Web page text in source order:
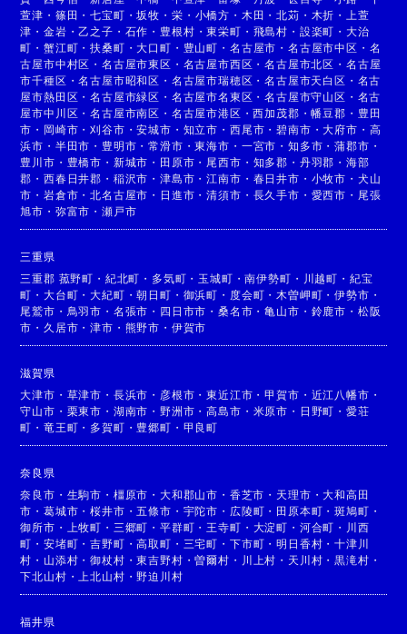
萱津 ・ 篠田 ・七宝町 ・坂牧 ・ 栄 ・ 小橋方 ・ 木田 ・北苅 ・ 木折 ・
上萱
津 ・金岩 ・乙之子 ・ 石作 ・ 豊根村 ・東栄町 ・ 飛島村 ・ 設楽町 ・ 大治
町 ・蟹江町 ・扶桑町 ・大口町 ・ 豊山町 ・ 名古屋市 ・ 名古屋市中区 ・ 名
古屋市中村区 ・名古屋市東区 ・ 名古屋市西区 ・名古屋市北区 ・ 名古屋
市千種区 ・名古屋市昭和区 ・ 名古屋市瑞穂区 ・名古屋市天白区 ・ 名古
屋市熱田区 ・名古屋市緑区 ・ 名古屋市名東区 ・名古屋市守山区 ・ 名古
屋市中川区 ・名古屋市南区 ・ 名古屋市港区 ・西加茂郡 ・幡豆郡 ・ 豊田
市 ・ 岡崎市 ・刈谷市 ・安城市 ・ 知立市 ・ 西尾市 ・碧南市 ・大府市 ・ 高
浜市 ・ 半田市 ・ 豊明市 ・常滑市 ・東海市 ・ 一宮市 ・ 知多市 ・蒲郡市 ・
豊川市 ・ 豊橋市 ・ 新城市 ・ 田原市 ・ 尾西市 ・ 知多郡 ・ 丹羽郡 ・ 海部
郡 ・西春日井郡 ・ 稲沢市 ・津島市 ・江南市 ・ 春日井市 ・ 小牧市 ・ 犬山
市 ・岩倉市 ・北名古屋市 ・ 日進市 ・清須市 ・ 長久手市 ・ 愛西市 ・ 尾張
旭市 ・ 弥富市 ・瀬戸市
三重県
三重郡 菰野町 ・ 紀北町 ・ 多気町 ・ 玉城町 ・南伊勢町 ・ 川越町 ・ 紀宝
町 ・大台町 ・大紀町 ・朝日町 ・ 御浜町 ・ 度会町 ・ 木曽岬町 ・伊勢市 ・
尾鷲市 ・ 鳥羽市 ・ 名張市 ・ 四日市市 ・桑名市 ・亀山市 ・ 鈴鹿市 ・ 松阪
市 ・ 久居市 ・津市 ・ 熊野市 ・ 伊賀市
滋賀県
大津市 ・ 草津市 ・ 長浜市 ・ 彦根市 ・東近江市 ・甲賀市 ・ 近江八幡市 ・
守山市 ・ 栗東市 ・ 湖南市 ・野洲市 ・高島市 ・ 米原市 ・ 日野町 ・ 愛荘
町 ・竜王町 ・ 多賀町 ・ 豊郷町 ・ 甲良町
奈良県
奈良市 ・ 生駒市 ・ 橿原市 ・大和郡山市 ・ 香芝市 ・ 天理市 ・大和高田
市 ・葛城市 ・桜井市 ・五條市 ・ 宇陀市 ・ 広陵町 ・ 田原本町 ・斑鳩町 ・
御所市 ・ 上牧町 ・ 三郷町 ・平群町 ・ 王寺町 ・ 大淀町 ・ 河合町 ・ 川西
町 ・安堵町 ・吉野町 ・高取町 ・ 三宅町 ・ 下市町 ・明日香村 ・十津川
村 ・ 山添村 ・御杖村 ・東吉野村 ・曽爾村 ・ 川上村 ・ 天川村 ・黒滝村 ・
下北山村 ・ 上北山村 ・野迫川村
福井県